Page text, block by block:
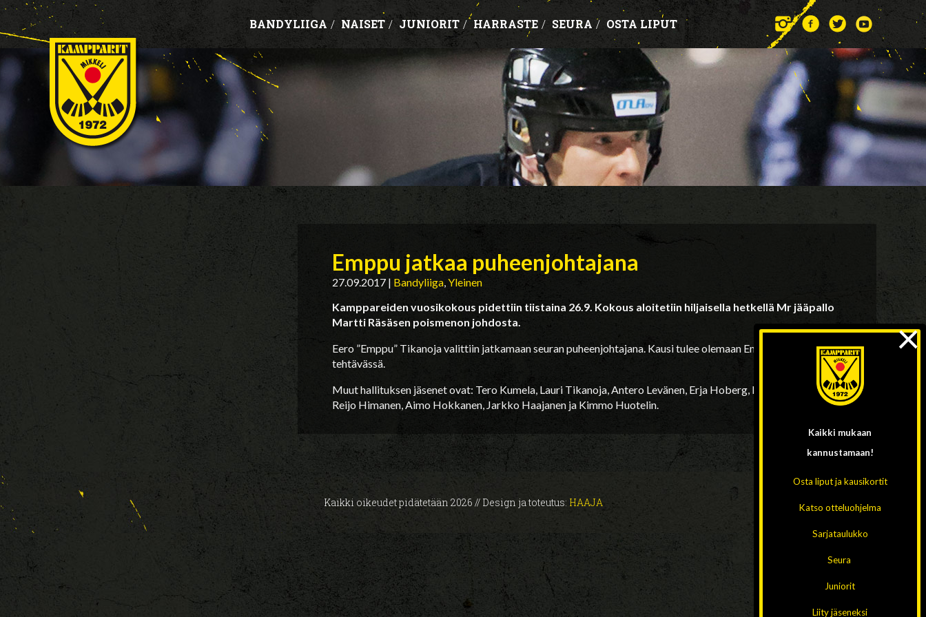
BANDYLIIGA / NAISET / JUNIORIT / HARRASTE / SEURA / OSTA LIPUT
Emppu jatkaa puheenjohtajana
27.09.2017 | Bandyliiga,Yleinen
Kamppareiden vuosikokous pidettiin tiistaina 26.9. Kokous aloitetiin hiljaisella hetkellä Mr jääpallo
Martti Räsäsen poismenon johdosta.
Eero ”Emppu” Tikanoja valittiin jatkamaan seuran puheenjohtajana. Kausi tulee olemaan Empulle 14. tässä
tehtävässä.
Muut hallituksen jäsenet ovat: Tero Kumela, Lauri Tikanoja, Antero Levänen, Erja Hoberg, Keijo Heikkinen,
Reijo Himanen, Aimo Hokkanen, Jarkko Haajanen ja Kimmo Huotelin.
Kaikki oikeudet pidätetään 2026 // Design ja toteutus: HAAJA
Kaikki mukaan
kannustamaan!
Osta liput ja kausikortit
Katso otteluohjelma
Sarjataulukko
Seura
Juniorit
Liity jäseneksi
×